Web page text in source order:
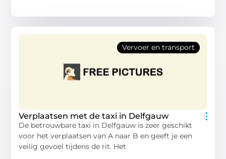
Vervoer en transport
Verplaatsen met de taxi in Delfgauw
De betrouwbare taxi in Delfgauw is zeer geschikt
voor het verplaatsen van A naar B en geeft je een
veilig gevoel tijdens de rit. Het